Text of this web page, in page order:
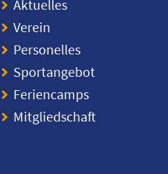
Aktuelles
Verein
Personelles
Sportangebot
Feriencamps
Mitgliedschaft